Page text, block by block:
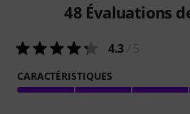
48 Évaluations
4.3
CARACTÉRISTIQUES